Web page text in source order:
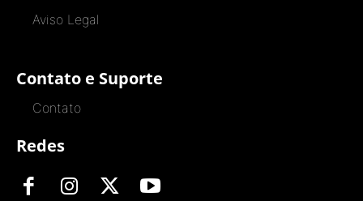
Aviso Legal
Contato e Suporte
Contato
Redes